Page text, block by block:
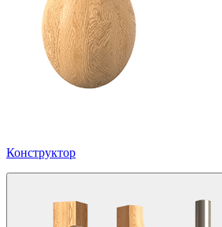
Конструктор